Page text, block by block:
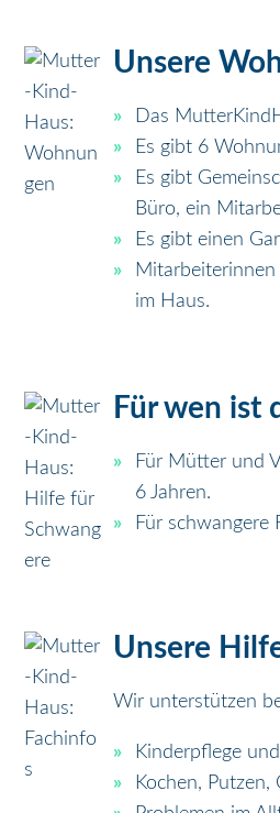
Unsere
Das
Es gibt 6
Es gibt
Büro, ein
Es gibt einen
im Haus.
Für wen ist
Für Mütter und
6 Jahren.
Für schwangere
Unsere
Wir unterstützen
Kinderpflege
Kochen, Putzen,